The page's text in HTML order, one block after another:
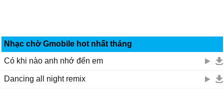
Nhạc chờ Gmobile hot nhất tháng
Có khi nào anh nhớ đến em
Dancing all night remix